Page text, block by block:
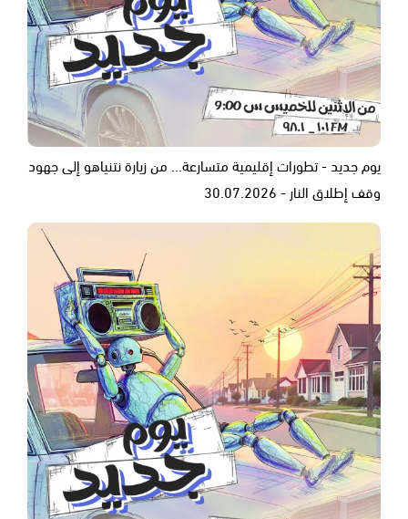
يوم جديد - تطورات إقليمية متسارعة... من زيارة نتنياهو إلى جهود
وقف إطلاق النار - 30.07.2026